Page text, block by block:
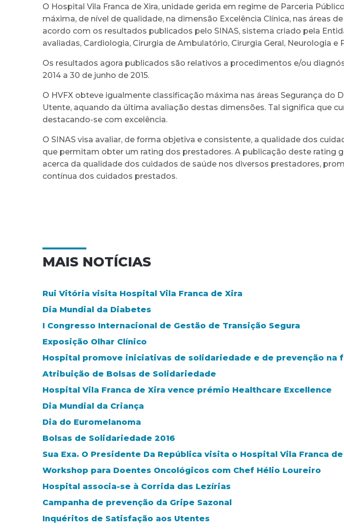
O Hospital Vila Franca de Xira, unidade gerida em regime de Parceria
máxima, de nível de qualidade, na dimensão Excelência Clínica, nas áreas
acordo com os resultados publicados pelo SINAS, sistema criado pela
avaliadas, Cardiologia, Cirurgia de Ambulatório, Cirurgia Geral, Neurologia
Os resultados agora publicados são relativos a procedimentos e/ou
2014 a 30 de junho de 2015.
O HVFX obteve igualmente classificação máxima nas áreas Segurança
Utente, aquando da última avaliação destas dimensões. Tal significa que
destacando-se com excelência.
O SINAS visa avaliar, de forma objetiva e consistente, a qualidade dos
que permitam obter um rating dos prestadores. A publicação deste rating
acerca da qualidade dos cuidados de saúde nos diversos prestadores,
contínua dos cuidados prestados.
MAIS NOTÍCIAS
Rui Vitória visita Hospital Vila Franca de Xira
Dia Mundial da Diabetes
I Congresso Internacional de Gestão de Transição Segura
Exposição Olhar Clínico
Hospital promove iniciativas de solidariedade e de prevenção na
Atribuição de Bolsas de Solidariedade
Hospital Vila Franca de Xira vence prémio Healthcare Excellence
Dia Mundial da Criança
Dia do Euromelanoma
Bolsas de Solidariedade 2016
Sua Exa. O Presidente Da República visita o Hospital Vila Franca
Workshop para Doentes Oncológicos com Chef Hélio Loureiro
Hospital associa-se à Corrida das Lezírias
Campanha de prevenção da Gripe Sazonal
Inquéritos de Satisfação aos Utentes